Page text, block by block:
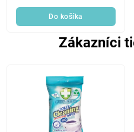
Do košíka
Zákazníci